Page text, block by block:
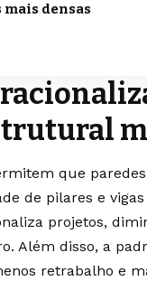
densas
que
de pilares e
projetos,
Além disso, a
retrabalho e